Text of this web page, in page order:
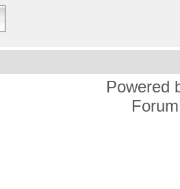
Powered